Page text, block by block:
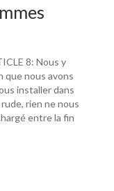
8: Nous y
que nous avons
installer dans
rien ne nous
entre la fin